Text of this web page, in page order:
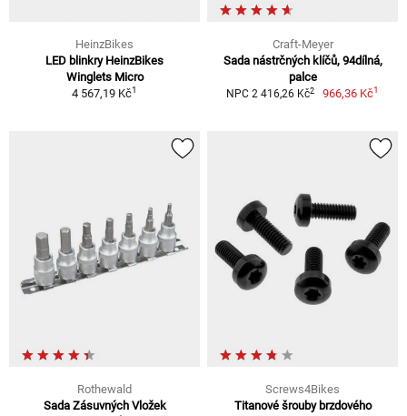
HeinzBikes
LED blinkry HeinzBikes
Winglets Micro
4 567,19 Kč1
Craft-Meyer
Sada nástrčných klíčů, 94dílná,
palce
NPC 2 416,26 Kč2 966,36 Kč1
Rothewald
Sada Zásuvných Vložek
Screws4Bikes
Titanové šrouby brzdového